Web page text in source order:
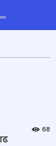
68